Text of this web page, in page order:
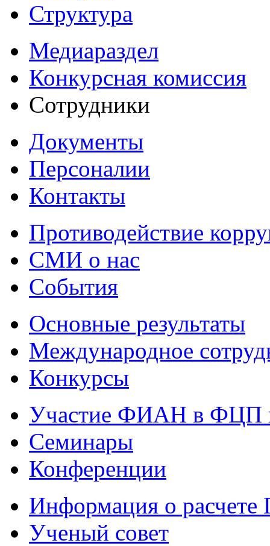
Структура
Медиараздел
Конкурсная комиссия
Сотрудники
Документы
Персоналии
Контакты
Противодействие
СМИ о нас
События
Основные результаты
Международное
Конкурсы
Участие ФИАН в ФЦП
Семинары
Конференции
Информация о
Ученый совет